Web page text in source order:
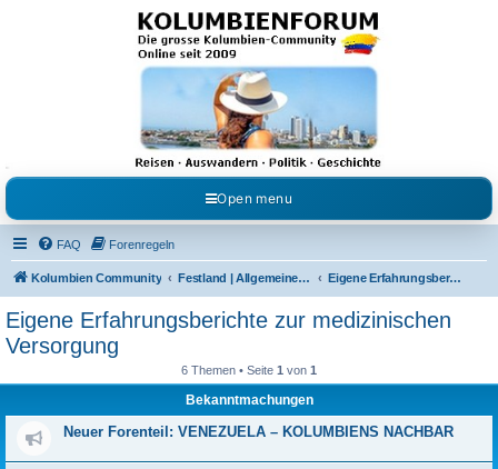
Kolumbienforum - Das
grosse Forum der
Freunde Kolumbiens
Reisen, Auswandern, Kultur, Politik, Geschichte und Visum in Kolumbien und Venezuela.
Austausch, Erfahrungen und Gemeinschaft im Kolumbienforum
Open menu
FAQ Forenregeln
Kolumbien Community Festland | Allgemeine Fragen Eigene Erfahrungsberichte zur medizinischen Versorgung
Eigene Erfahrungsberichte zur medizinischen
Versorgung
6 Themen • Seite 1 von 1
Bekanntmachungen
Neuer Forenteil: VENEZUELA – KOLUMBIENS NACHBAR